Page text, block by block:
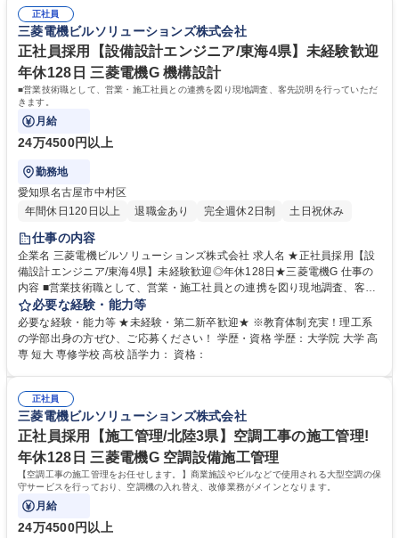
正社員
三菱電機ビルソリューションズ株式会社
正社員採用【設備設計エンジニア/東海4県】未経験歓迎
年休128日 三菱電機G 機構設計
■営業技術職として、営業・施工社員との連携を図り現地調査、客先説明を行っていただ
きます。
月給
24万4500円以上
勤務地
愛知県名古屋市中村区
年間休日120日以上
退職金あり 完全週休2日制 土日祝休み
仕事の内容
企業名 三菱電機ビルソリューションズ株式会社 求人名 ★正社員採用【設
備設計エンジニア/東海4県】未経験歓迎◎年休128日★三菱電機G 仕事の
内容 ■営業技術職として、営業・施工社員との連携を図り現地調査、客先
説明を行っていただきます。 建築工事としては、建築設計図相当のCAD
図作成、弱電設備の設計、システム（入退室・カメラ等）、冷熱空調関係
をお任せします。また、昇降機関係として、エレベーター・エスカレータ
ーの改修設計もございます。 ※工事業務はおこないません。 募集職種 ★
必要な経験・能力等
必要な経験・能力等 ★未経験・第二新卒歓迎★ ※教育体制充実！理工系
の学部出身の方ぜひ、ご応募ください！ 学歴・資格 学歴：大学院 大学 高
専 短大 専修学校 高校 語学力： 資格：
正社員
三菱電機ビルソリューションズ株式会社
正社員採用【施工管理/北陸3県】空調工事の施工管理!
年休128日 三菱電機G 空調設備施工管理
【空調工事の施工管理をお任せします。】商業施設やビルなどで使用される大型空調の保
守サービスを行っており、空調機の入れ替え、改修業務がメインとなります。
月給
24万4500円以上